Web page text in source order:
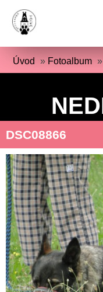
Úvod » Fotoalbum »
DSC08866